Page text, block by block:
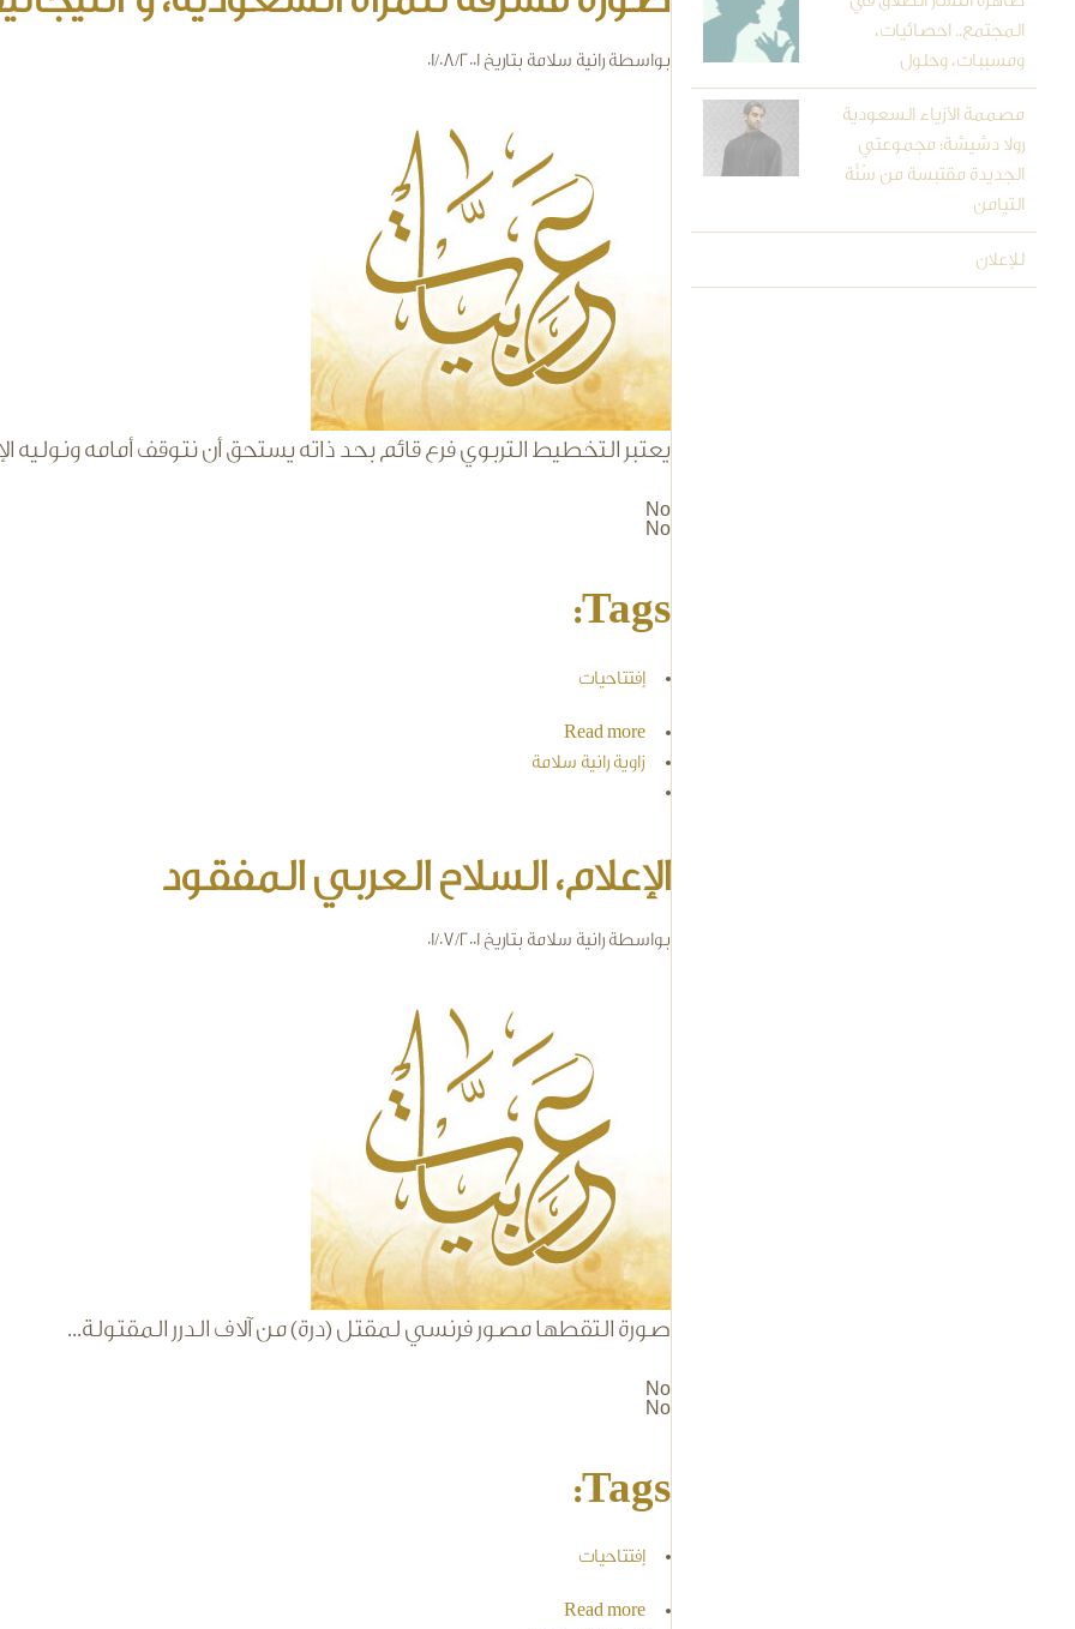
بواسطة رانية سلامة بتاريخ 01/08/2001
arabiyat-cal.jpg
يعتبر التخطيط التربوي فرع قائم بحد ذاته يستحق أن نتوقف أمامه ونوليه
No
No
Tags:
إفتتاحيات
Read more
زاوية رانية سلامة
الإعلام، السلاح العربي المفقود
بواسطة رانية سلامة بتاريخ 01/07/2001
arabiyat-cal.jpg
صورة التقطها مصور فرنسي لمقتل (درة) من آلاف الدرر المقتولة...
No
No
Tags:
إفتتاحيات
Read more
المجتمع.. احصائيات،
ومسببات، وحلول
مصممة الأزياء السعودية
رولا دشيشة: مجموعتي
الجديدة مقتبسة من سُنَّة
التيامن
للإعلان